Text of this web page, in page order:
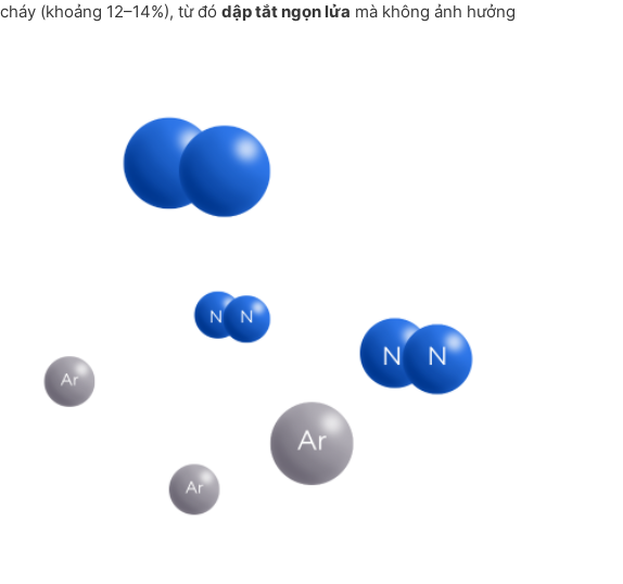
(khoảng 12–14%), từ đó dập tắt ngọn lửa mà không ảnh hưởng